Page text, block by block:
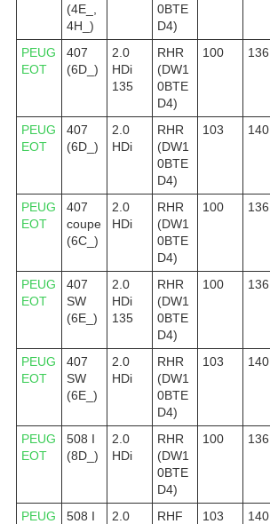
(4E_,
4H_)
0BTE
D4)
PEUG
EOT
407
(6D_)
2.0
HDi
135
RHR
(DW1
0BTE
D4)
100 136
PEUG
EOT
407
(6D_)
2.0
HDi
RHR
(DW1
0BTE
D4)
103 140
PEUG
EOT
407
coupe
(6C_)
2.0
HDi
RHR
(DW1
0BTE
D4)
100 136
PEUG
EOT
407
SW
(6E_)
2.0
HDi
135
RHR
(DW1
0BTE
D4)
100 136
PEUG
EOT
407
SW
(6E_)
2.0
HDi
RHR
(DW1
0BTE
D4)
103 140
PEUG
EOT
508 I
(8D_)
2.0
HDi
RHR
(DW1
0BTE
D4)
100 136
PEUG
508 I
2.0
RHF
103 140